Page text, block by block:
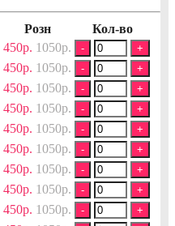
Розн
Кол-во
450р. 1050р. - +
450р. 1050р. - +
450р. 1050р. - +
450р. 1050р. - +
450р. 1050р. - +
450р. 1050р. - +
450р. 1050р. - +
450р. 1050р. - +
450р. 1050р. - +